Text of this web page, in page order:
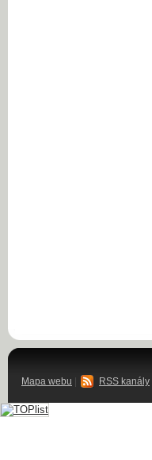
Mapa webu RSS kanály